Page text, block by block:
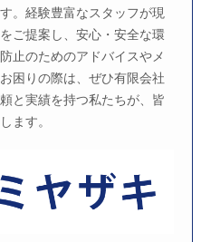
。経験豊富なスタッフが現
ご提案し、安心・安全な環
止のためのアドバイスやメ
困りの際は、ぜひ有限会社
と実績を持つ私たちが、皆
ます。